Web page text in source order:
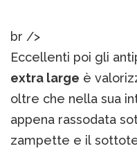
br />
Eccellenti poi gli
extra large è
oltre che nella sua
appena rassodata
zampette e il